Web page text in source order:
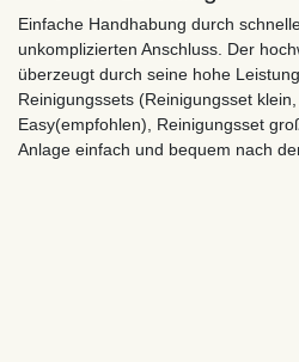
Einfache Handhabung durch
unkomplizierten Anschluss. Der
überzeugt durch seine hohe
Reinigungssets (Reinigungsset
Easy(empfohlen), Reinigungsset
Anlage einfach und bequem nach